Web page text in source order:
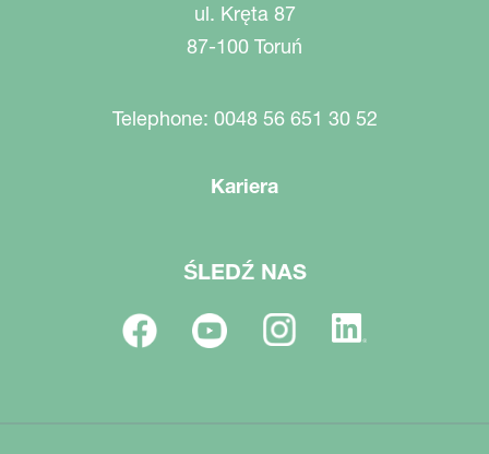
ul. Kręta 87
87-100 Toruń
Telephone: 0048 56 651 30 52
Kariera
ŚLEDŹ NAS